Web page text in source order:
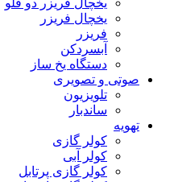
یخچال فریزر دو قلو
یخچال فریزر
فریزر
آبسردکن
دستگاه یخ ساز
صوتی و تصویری
تلویزیون
ساندبار
تهویه
کولر گازی
کولر آبی
کولر گازی پرتابل